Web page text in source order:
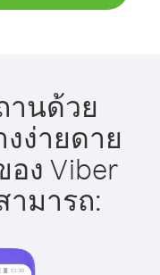
านด้วย
ง่ายดาย
ง Viber
มารถ: